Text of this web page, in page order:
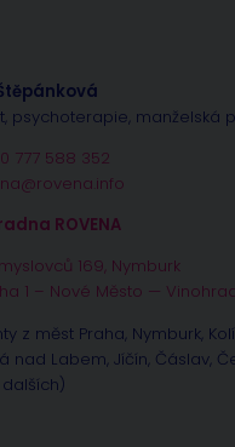
psychoterapie, manželská
777 588 352
ROVENA
169, Nymburk
1 – Nové Město —
z měst Praha, Nymburk,
nad Labem, Jíčín, Čáslav,